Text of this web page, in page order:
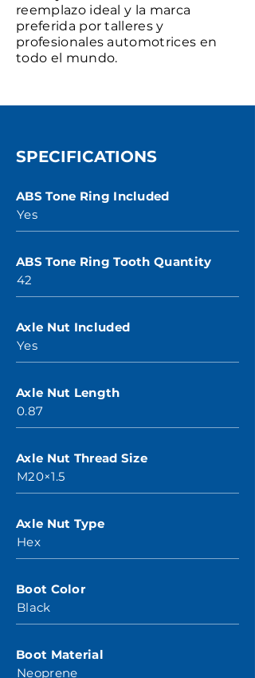
reemplazo ideal y la marca
preferida por talleres y
profesionales automotrices en
todo el mundo.
SPECIFICATIONS
ABS Tone Ring Included
Yes
ABS Tone Ring Tooth Quantity
42
Axle Nut Included
Yes
Axle Nut Length
0.87
Axle Nut Thread Size
M20×1.5
Axle Nut Type
Hex
Boot Color
Black
Boot Material
Neoprene